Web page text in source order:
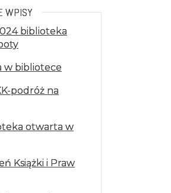
WPISY
biblioteka
w bibliotece
podróż na
otwarta w
Książki i Praw